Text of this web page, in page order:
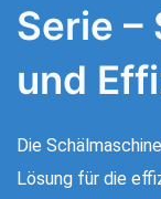
Serie –
und
Die
Lösung für die